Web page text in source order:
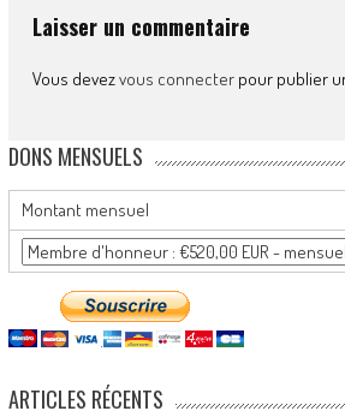
Laisser un commentaire
Vous devezvous connecterpour publier
DONS MENSUELS
Montant mensuel
ARTICLES RÉCENTS